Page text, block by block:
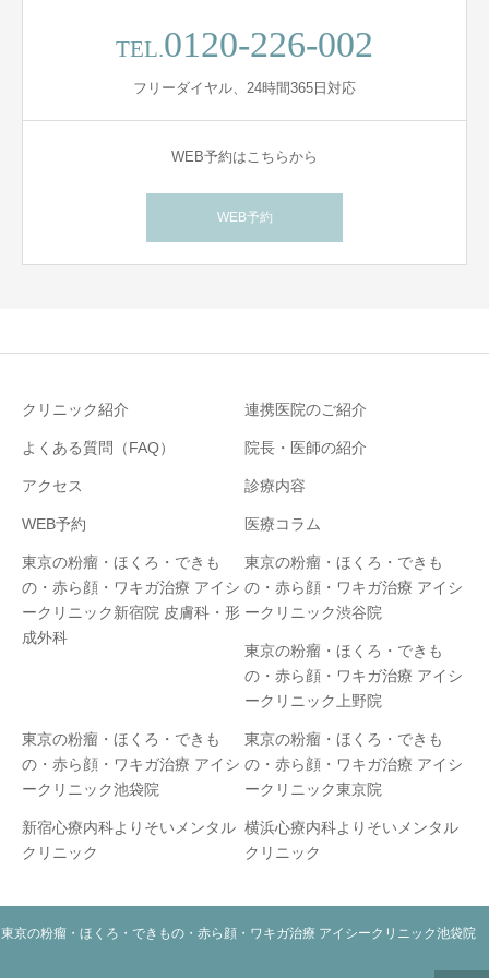
TEL.0120-226-002
フリーダイヤル、24時間365日対応
WEB予約はこちらから
WEB予約
クリニック紹介 連携医院のご紹介
よくある質問（FAQ） 院長・医師の紹介
アクセス 診療内容
WEB予約 医療コラム
東京の粉瘤・ほくろ・できも
の・赤ら顔・ワキガ治療 アイシ
ークリニック新宿院 皮膚科・形
成外科
東京の粉瘤・ほくろ・できも
の・赤ら顔・ワキガ治療 アイシ
ークリニック渋谷院
東京の粉瘤・ほくろ・できも
の・赤ら顔・ワキガ治療 アイシ
ークリニック上野院
東京の粉瘤・ほくろ・できも
の・赤ら顔・ワキガ治療 アイシ
ークリニック池袋院
東京の粉瘤・ほくろ・できも
の・赤ら顔・ワキガ治療 アイシ
ークリニック東京院
新宿心療内科よりそいメンタル
クリニック
横浜心療内科よりそいメンタル
クリニック
東京の粉瘤・ほくろ・できもの・赤ら顔・ワキガ治療 アイシークリニック池袋院